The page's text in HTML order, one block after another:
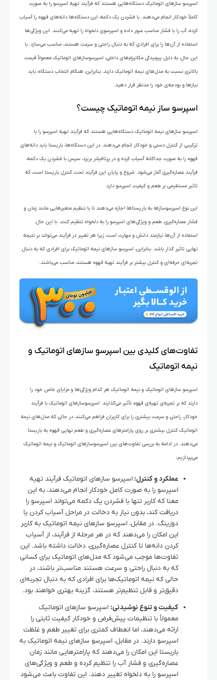
اسپرسو سازهای اتوماتیک دستگاه‌هایی هستند که فرآیند تهیه اسپرسو را به صورت
کاملاً خودکار انجام می‌دهند. با فشردن یک دکمه، این دستگاه‌ها دانه‌های قهوه را آسیاب
کرده، آب را با فشار مناسب عبور داده و اسپرسوی دلخواه را تهیه می‌کنند. این ویژگی‌ها
استفاده از آن‌ها را برای افرادی که به دنبال راحتی و سرعت هستند، مناسب می‌سازد. با
این حال، به دلیل پیچیدگی مکانیزم‌های داخلی، اسپرسوسازهای اتوماتیک معمولاً قیمت
بالاتری نسبت به مدل‌های نیمه اتوماتیک دارند. بنابراین، هنگام انتخاب دستگاه، باید
نیازها و بودجه‌ی خود را مدنظر قرار دهید.
اسپرسو ساز نیمه اتوماتیک چیست؟
اسپرسو سازهای نیمه اتوماتیک دستگاه‌هایی هستند که فرآیند تهیه اسپرسو را با
ترکیبی از کنترل دستی و خودکار انجام می‌دهند. در این دستگاه‌ها، باریستا باید دانه‌های
قهوه را به صورت جداگانه آسیاب کرده و در پرتافیلتر بریزد، سپس با فشردن یک دکمه،
فرآیند عصاره‌گیری آغاز می‌شود. شروع و پایان این فرآیند تحت کنترل باریستا است، که
تاثیر مستقیمی بر طعم و کیفیت اسپرسو دارد.
این نوع اسپرسوسازها به باریستاها اجازه می‌دهند تا با تنظیم متغیرهایی مانند زمان و
فشار عصاره‌گیری، طعم و ویژگی‌های اسپرسو را به دلخواه تنظیم کنند. با این حال،
استفاده از آن‌ها نیازمند دانش و مهارت است، زیرا هر تغییر در فرآیند می‌تواند بر نتیجه
نهایی تاثیر گذار باشد. بنابراین، اسپرسو سازهای نیمه اتوماتیک برای افرادی که به دنبال
تجربه‌ای حرفه‌ای و کنترل بیشتر بر فرآیند تهیه قهوه هستند، مناسب می‌‌باشند.
تفاوت‌های کلیدی بین اسپرسو سازهای اتوماتیک و
نیمه اتوماتیک
اسپرسو سازهای اتوماتیک و نیمه اتوماتیک هر کدام ویژگی‌ها و مزایای خاص خود را
دارند که بر تجربه‌ی تهیه‌ی قهوه تأثیر می‌گذارند. اسپرسوسازهای اتوماتیک با فرآیند
خودکار، راحتی و سرعت بیشتری را برای کاربران فراهم می‌کنند، در حالی که مدل‌های نیمه
اتوماتیک کنترل بیشتری بر روی پارامترهای عصاره‌گیری و طعم نهایی قهوه به باریستا
می‌دهند. در ادامه به بررسی تفاوت‌های بین اسپرسوسازهای اتوماتیک و نیمه اتوماتیک
می‌پردازیم:
عملکرد و کنترل: اسپرسو سازهای اتوماتیک فرآیند تهیه
اسپرسو را به صورت کامل خودکار انجام می‌دهند، به این
معنا که کاربر تنها با فشردن یک دکمه می‌تواند اسپرسو را
دریافت کند، بدون نیاز به دخالت در مراحل آسیاب کردن یا
دوزینگ. در مقابل، اسپرسو سازهای نیمه اتوماتیک به کاربر
این امکان را می‌دهند که در هر مرحله از فرآیند، از آسیاب
کردن دانه‌ها تا کنترل عصاره‌گیری، دخالت داشته باشد. این
تفاوت‌ها موجب می‌شود که مدل‌های اتوماتیک برای کسانی
که به دنبال راحتی و سرعت هستند مناسب‌تر باشند، در
حالی که نیمه اتوماتیک‌ها برای افرادی که به دنبال تجربه‌ای
دقیق‌تر و قابل تنظیم‌تر هستند، گزینه بهتری خواهند بود.
کیفیت و تنوع نوشیدنی: اسپرسو سازهای اتوماتیک
معمولاً با تنظیمات پیش‌فرض و خودکار کیفیت ثابتی را
ارائه می‌دهند، اما انعطاف کمتری برای تغییر طعم و غلظت
اسپرسو دارند. در مقابل، اسپرسو سازهای نیمه اتوماتیک به
باریستا این امکان را می‌دهند که پارامترهایی مانند زمان
عصاره‌گیری و فشار آب را تنظیم کرده و طعم و ویژگی‌های
اسپرسو را به دلخواه تغییر دهند. این تفاوت باعث می‌شود